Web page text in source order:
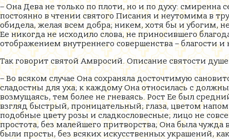
– Она Дева не только по плоти, но и по духу:
постоянно в чтении святого Писания и неутомима в
обидела, желая всем добра; никем, хотя бы и убогим,
Ее никогда не исходило слова, не приносившего
отображением внутреннего совершенства – благости и
Так говорит святой Амвросий. Описание святости
– Во всяком случае Она сохраняла досточтимую
сладостны для уха; к каждому Она относилась с
возмущаясь, тем более не гневаясь. Рост Ее был
взгляд быстрый, проницательный; глаза, цветом
подобные цвету розы и сладкословесные; лицо не
простота, без малейшего притворства; Она была
были просты, без всяких искусственных украшений,